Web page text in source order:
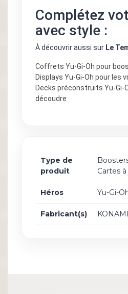
Complétez
avec style :
À découvrir aussi sur Le
Coffrets Yu-Gi-Oh pour
Displays Yu-Gi-Oh pour les
Decks préconstruits Yu-Gi-
découdre
Type de
produit
Cartes
Héros Yu-Gi-
Fabricant(s) KONAMI